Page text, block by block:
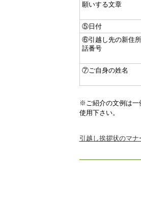
願いする文章
⑤日付
⑥引越し先の新住
話番号
⑦ご自身の姓名
※ご紹介の文例は一
使用下さい。
引越し挨拶状のマ